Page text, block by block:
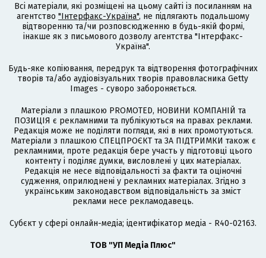
Всі матеріали, які розміщені на цьому сайті із посиланням на
агентство "Інтерфакс-Україна", не підлягають подальшому
відтворенню та/чи розповсюдженню в будь-якій формі,
інакше як з письмового дозволу агентства "Інтерфакс-
Україна".
Будь-яке копіювання, передрук та відтворення фотографічних
творів та/або аудіовізуальних творів правовласника Getty
Images - суворо забороняється.
Матеріали з плашкою PROMOTED, НОВИНИ КОМПАНІЙ та
ПОЗИЦІЯ є рекламними та публікуються на правах реклами.
Редакція може не поділяти погляди, які в них промотуються.
Матеріали з плашкою СПЕЦПРОЄКТ та ЗА ПІДТРИМКИ також є
рекламними, проте редакція бере участь у підготовці цього
контенту і поділяє думки, висловлені у цих матеріалах.
Редакція не несе відповідальності за факти та оціночні
судження, оприлюднені у рекламних матеріалах. Згідно з
українським законодавством відповідальність за зміст
реклами несе рекламодавець.
Cубєкт у сфері онлайн-медіа; ідентифікатор медіа - R40-02163.
ТОВ "УП Медіа Плюс"